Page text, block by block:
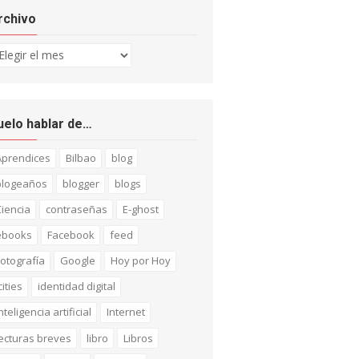
hablar de…
Bilbao
blog
blogger
blogs
contraseñas
E-ghost
Facebook
feed
Google
Hoy por Hoy
identidad digital
artificial
Internet
breves
libro
Libros